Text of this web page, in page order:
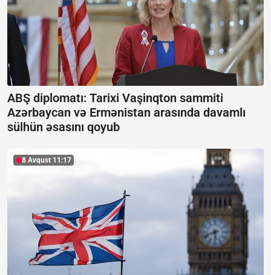
ABŞ diplomatı: Tarixi Vaşinqton sammiti
Azərbaycan və Ermənistan arasında davamlı
sülhün əsasını qoyub
8 Avqust 11:17